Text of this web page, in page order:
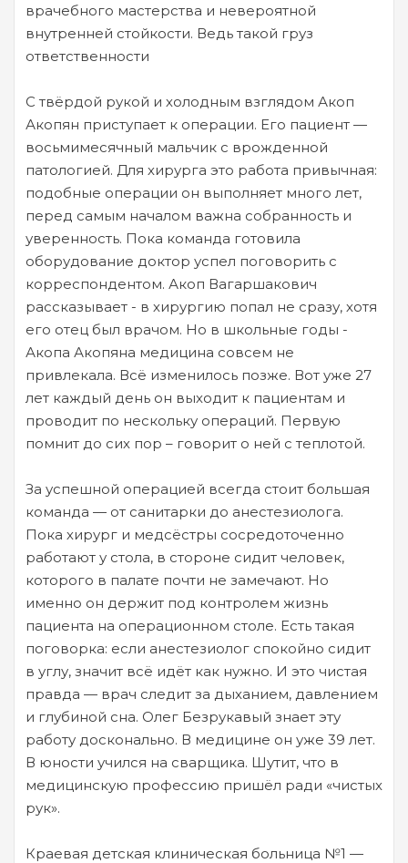
врачебного мастерства и невероятной
внутренней стойкости. Ведь такой груз
ответственности
С твёрдой рукой и холодным взглядом Акоп
Акопян приступает к операции. Его пациент —
восьмимесячный мальчик с врожденной
патологией. Для хирурга это работа привычная:
подобные операции он выполняет много лет,
перед самым началом важна собранность и
уверенность. Пока команда готовила
оборудование доктор успел поговорить с
корреспондентом. Акоп Вагаршакович
рассказывает - в хирургию попал не сразу, хотя
его отец был врачом. Но в школьные годы -
Акопа Акопяна медицина совсем не
привлекала. Всё изменилось позже. Вот уже 27
лет каждый день он выходит к пациентам и
проводит по нескольку операций. Первую
помнит до сих пор – говорит о ней с теплотой.
За успешной операцией всегда стоит большая
команда — от санитарки до анестезиолога.
Пока хирург и медсёстры сосредоточенно
работают у стола, в стороне сидит человек,
которого в палате почти не замечают. Но
именно он держит под контролем жизнь
пациента на операционном столе. Есть такая
поговорка: если анестезиолог спокойно сидит
в углу, значит всё идёт как нужно. И это чистая
правда — врач следит за дыханием, давлением
и глубиной сна. Олег Безрукавый знает эту
работу досконально. В медицине он уже 39 лет.
В юности учился на сварщика. Шутит, что в
медицинскую профессию пришёл ради «чистых
рук».
Краевая детская клиническая больница №1 —